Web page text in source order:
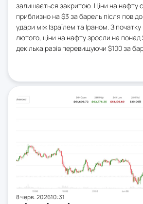
залишається закритою. Ціни на нафту
приблизно на $3 за барель після
удари між Ізраїлем та Іраном. З початку
лютого, ціни на нафту зросли на понад
декілька разів перевищуючи $100 за
8 черв. 202610:31